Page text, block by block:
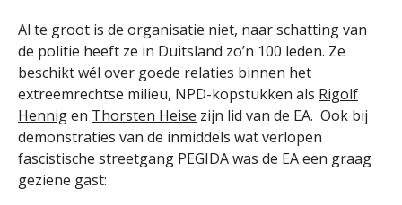
Al te groot is de organisatie niet, naar schatting van
de politie heeft ze in Duitsland zo’n 100 leden. Ze
beschikt wél over goede relaties binnen het
extreemrechtse milieu, NPD-kopstukken als Rigolf
Hennigen Thorsten Heise zijn lid van de EA. Ook bij
demonstraties van de inmiddels wat verlopen
fascistische streetgang PEGIDA was de EA een graag
geziene gast: